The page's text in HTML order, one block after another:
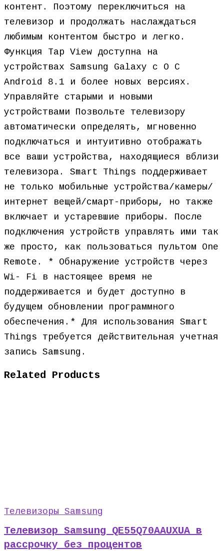
контент. Поэтому переключиться на
телевизор и продолжать наслаждаться
любимым контентом быстро и легко.
Функция Tap View доступна на
устройствах Samsung Galaxy с О С
Android 8.1 и более новых версиях.
Управляйте старыми и новыми
устройствами Позвольте телевизору
автоматически определять, мгновенно
подключаться и интуитивно отображать
все ваши устройства, находящиеся вблизи
телевизора. Smart Things поддерживает
не только мобильные устройства/камеры/
интернет вещей/смарт-приборы, но также
включает и устаревшие приборы. После
подключения устройств управлять ими так
же просто, как пользоваться пультом One
Remote. * Обнаружение устройств через
Wi- Fi в настоящее время не
поддерживается и будет доступно в
будущем обновлении программного
обеспечения.* Для использования Smart
Things требуется действительная учетная
запись Samsung.
Related Products
Телевизоры Samsung
Телевизор Samsung QE55Q70AAUXUA в
рассрочку без процентов